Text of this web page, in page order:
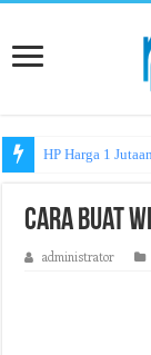
HP Harga 1
Cara Buat
administrator